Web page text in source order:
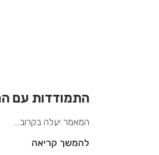
התמודדות עם
המאמר יעלה בקרוב…
להמשך קריאה